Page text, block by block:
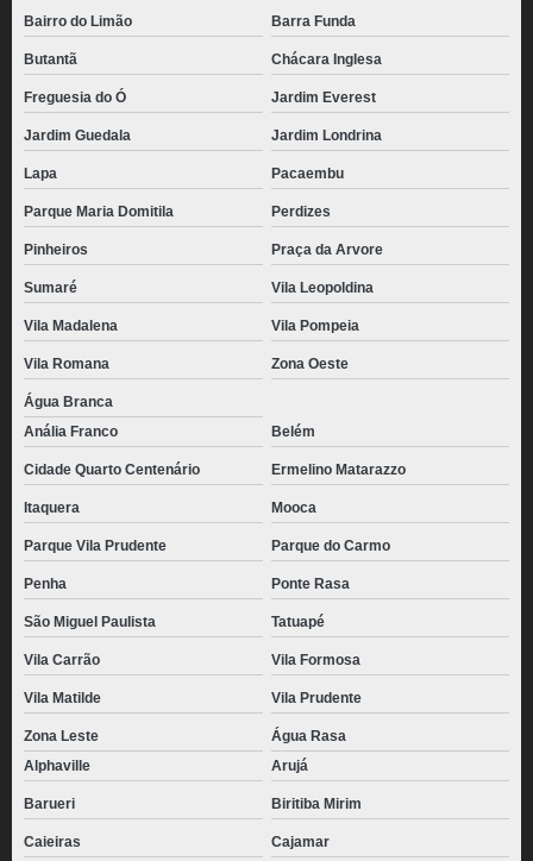
Bairro do Limão Barra Funda
Butantã Chácara Inglesa
Freguesia do Ó Jardim Everest
Jardim Guedala Jardim Londrina
Lapa Pacaembu
Parque Maria Domitila Perdizes
Pinheiros Praça da Arvore
Sumaré Vila Leopoldina
Vila Madalena Vila Pompeia
Vila Romana Zona Oeste
Água Branca
Anália Franco
Belém
Cidade Quarto Centenário Ermelino Matarazzo
Itaquera Mooca
Parque Vila Prudente Parque do Carmo
Penha Ponte Rasa
São Miguel Paulista Tatuapé
Vila Carrão Vila Formosa
Vila Matilde Vila Prudente
Zona Leste
Água Rasa
Alphaville
Arujá
Barueri Biritiba Mirim
Caieiras Cajamar